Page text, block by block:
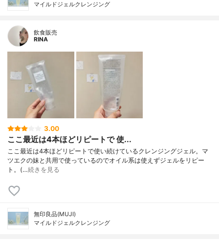
マイルドジェルクレンジング
飲食販売
RINA
3.00
ここ最近は4本ほどリピートで 使...
ここ最近は4本ほどリピートで使い続けているクレンジングジェル。ㅤㅤㅤマ
ツエクの妹と共用で使っているのでオイル系は使えずジェルをリピー
ト。(…続きを見る
無印良品(MUJI)
マイルドジェルクレンジング